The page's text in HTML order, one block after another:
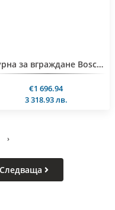
Фурна за вграждане Bosch HRG7784B1
€1 696.94
3 318.93 лв.
›
Следваща